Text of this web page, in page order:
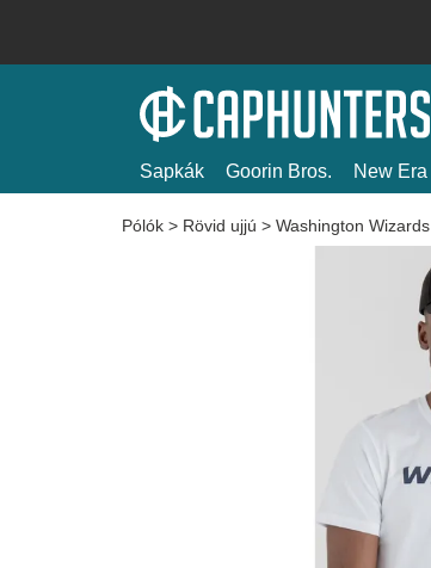
Sapkák Goorin Bros. New Era
Pólók > Rövid ujjú > Washington Wizards